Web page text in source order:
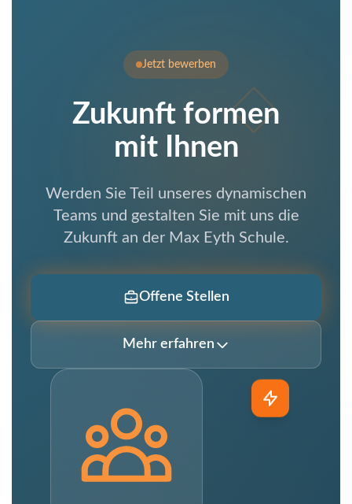
Jetzt bewerben
Zukunft formen
mit Ihnen
Werden Sie Teil unseres dynamischen
Teams und gestalten Sie mit uns die
Zukunft an der Max Eyth Schule.
Offene Stellen
Mehr erfahren